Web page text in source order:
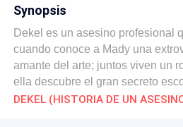
Synopsis
Dekel es un asesino profesional
cuando conoce a Mady una
amante del arte; juntos viven un
ella descubre el gran secreto